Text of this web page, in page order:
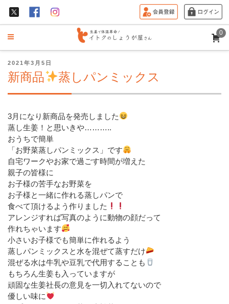
0
投
稿
日:
2021年3月5日
新商品 蒸しパンミックス
3月になり新商品を発売しました
蒸し生姜！と思いきや………..
おうちで簡単
「お野菜蒸しパンミックス」です
自宅ワークやお家で過ごす時間が増えた
親子の皆様に
お子様の苦手なお野菜を
お子様と一緒に作れる蒸しパンで
食べて頂けるよう作りました
アレンジすれば写真のように動物の顔だって
作れちゃいます
小さいお子様でも簡単に作れるよう
蒸しパンミックスと水を混ぜて蒸すだけ
混ぜる水は牛乳や豆乳で代用することも
もちろん生姜も入っていますが
頑固な生姜社長の意見を一切入れてないので
優しい味に